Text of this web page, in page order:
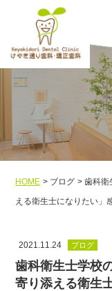
HOME ブログ
歯科衛
える衛生士になりたい」
2021.11.24 ブログ
歯科衛生士学校
寄り添える衛生